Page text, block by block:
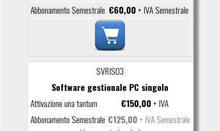
€60,00+ IVA Semestrale
SVRIS03
Software gestionale PC singolo
€150,00+ IVA
€125,00+ IVA Semestrale